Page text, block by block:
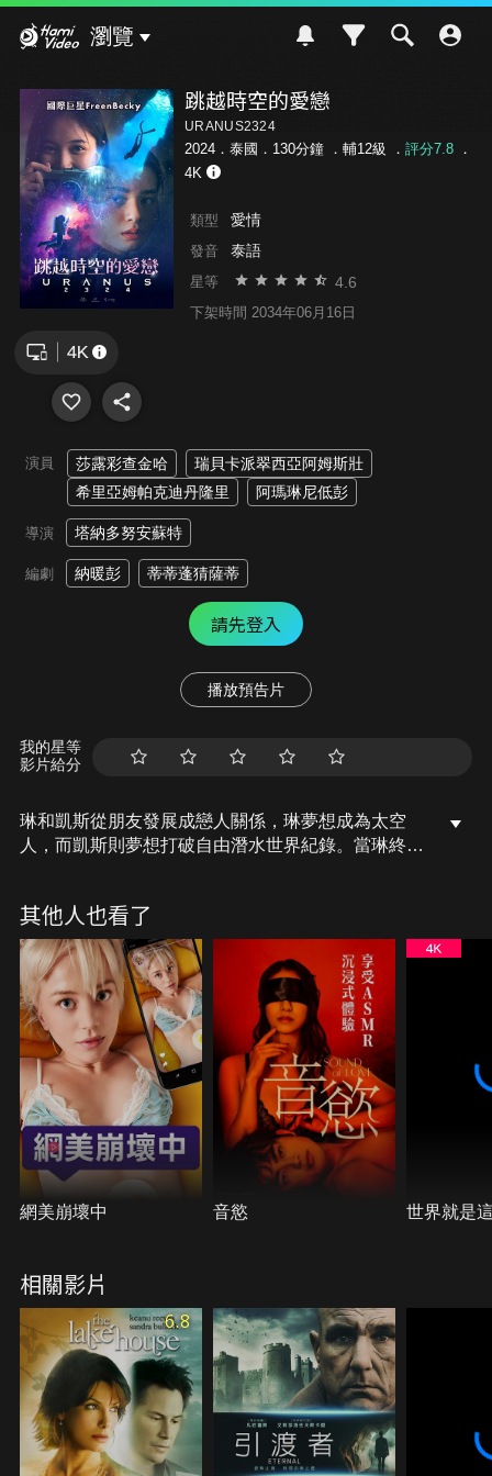
瀏覽
跳越時空的愛戀
URANUS2324
2024．泰國．130分鐘 ． 輔12級 ． 評分7.8．
4K
類型 愛情
發音 泰語
星等 4.6
下架時間 2034年06月16日
演員 莎露彩查金哈
瑞貝卡派翠西亞阿姆斯壯
希里亞姆帕克迪丹隆里
阿瑪琳尼低彭
導演 塔納多努安蘇特
編劇 納暖彭 蒂蒂蓬猜薩蒂
請先登入
播放預告片
我的星等
影片給分
琳和凱斯從朋友發展成戀人關係，琳夢想成為太空
人，而凱斯則夢想打破自由潛水世界紀錄。當琳終於
的太陽風暴當中。這時，某種形式的能量突然帶走她
的靈魂，將她傳送到與凱斯多個不同的平行世界當
中…。
其他人也看了
網美崩壞中 音慾 世界就是
相關影片
6.8